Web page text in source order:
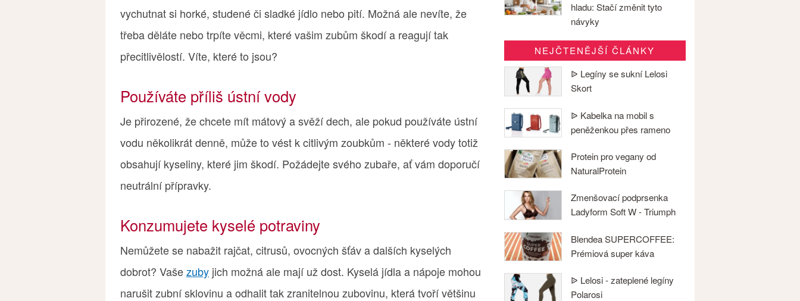
vychutnat si horké, studené či sladké jídlo nebo pití. Možná ale nevíte, že
třeba děláte nebo trpíte věcmi, které vašim zubům škodí a reagují tak
přecitlivělostí. Víte, které to jsou?
Používáte příliš ústní vody
Je přirozené, že chcete mít mátový a svěží dech, ale pokud používáte ústní
vodu několikrát denně, může to vést k citlivým zoubkům - některé vody totiž
obsahují kyseliny, které jim škodí. Požádejte svého zubaře, ať vám doporučí
neutrální přípravky.
Konzumujete kyselé potraviny
Nemůžete se nabažit rajčat, citrusů, ovocných šťáv a dalších kyselých
dobrot? Vašezuby jich možná ale mají už dost. Kyselá jídla a nápoje mohou
narušit zubní sklovinu a odhalit tak zranitelnou zubovinu, která tvoří většinu
hladu: Stačí změnit tyto
návyky
NEJČTENĚJŠÍ ČLÁNKY
ᐉ Legíny se sukní Lelosi
Skort
ᐉ Kabelka na mobil s
peněženkou přes rameno
Protein pro vegany od
NaturalProtein
Zmenšovací podprsenka
Ladyform Soft W - Triumph
Blendea SUPERCOFFEE:
Prémiová super káva
ᐉ Lelosi - zateplené legíny
Polarosi